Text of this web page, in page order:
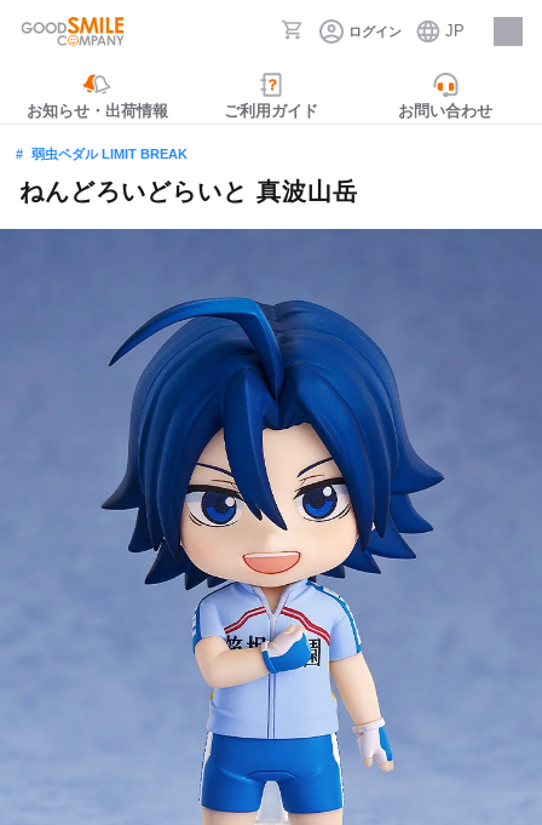
ログイン JP
採用情報
お知らせ・出荷情報 ご利用ガイド お問い合わせ
弱虫ペダル LIMIT BREAK
ねんどろいどらいと 真波山岳